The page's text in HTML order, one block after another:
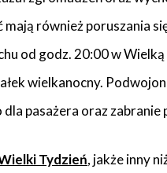
mają również poruszania
od godz. 20:00 w
wielkanocny.
dla pasażera oraz
Tydzień, jakże inny